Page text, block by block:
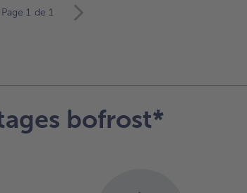
Page 1 de 1
bofrost*